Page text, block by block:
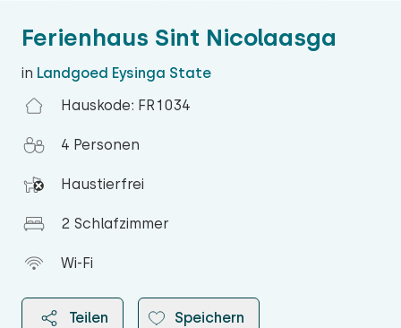
Ferienhaus Sint Nicolaasga
in Landgoed Eysinga State
Hauskode: FR1034
4 Personen
Haustierfrei
2 Schlafzimmer
Wi-Fi
Teilen Speichern